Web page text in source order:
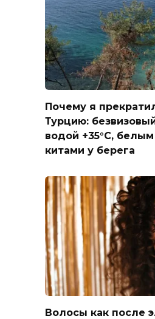
Почему я
Турцию:
водой +35°C,
китами у берега
Волосы как после